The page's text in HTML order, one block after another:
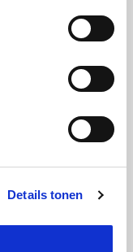
Details tonen
van jouw asset